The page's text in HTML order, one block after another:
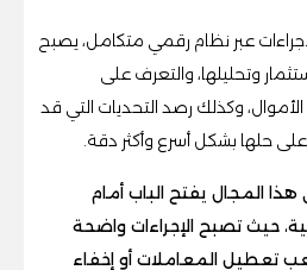
عبر نظام رقمي متكامل، يصبح
وتحليلها، والتعرف على
وكذلك رصد التحديات التي قد
حلها بشكل أسرع وأكثر دقة.
المجال يفتح الباب أمام
حيث تصبح الإجراءات واضحة
تعطيل المعاملات أو إخفاء